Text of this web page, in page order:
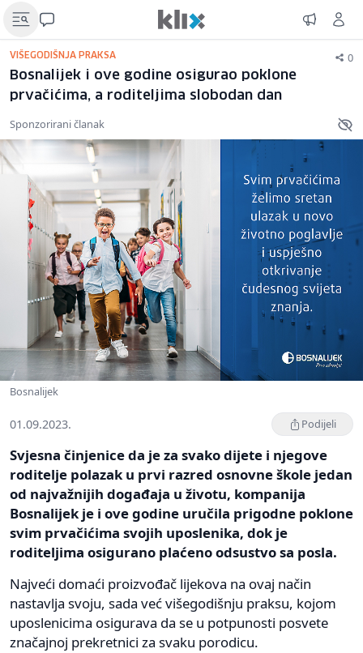
VIŠEGODIŠNJA PRAKSA 0
Bosnalijek i ove godine osigurao poklone
prvačićima, a roditeljima slobodan dan
Sponzorirani članak
Bosnalijek
01.09.2023. Podijeli
Svjesna činjenice da je za svako dijete i njegove
roditelje polazak u prvi razred osnovne škole jedan
od najvažnijih događaja u životu, kompanija
Bosnalijek je i ove godine uručila prigodne poklone
svim prvačićima svojih uposlenika, dok je
roditeljima osigurano plaćeno odsustvo sa posla.
Najveći domaći proizvođač lijekova na ovaj način
nastavlja svoju, sada već višegodišnju praksu, kojom
uposlenicima osigurava da se u potpunosti posvete
značajnoj prekretnici za svaku porodicu.